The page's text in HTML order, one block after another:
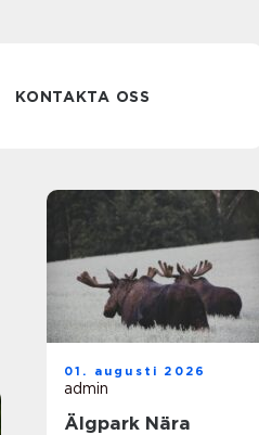
KONTAKTA OSS
01. augusti 2026
admin
Älgpark Nära